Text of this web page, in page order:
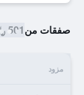
صفقات من501 ﷼
مزود